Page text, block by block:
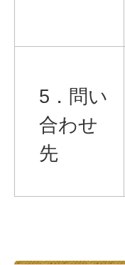
5．問い
合わせ
先